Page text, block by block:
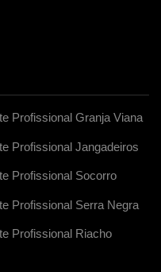
Profissional Granja Viana
Profissional Jangadeiros
Profissional Socorro
Profissional Serra Negra
Profissional Riacho